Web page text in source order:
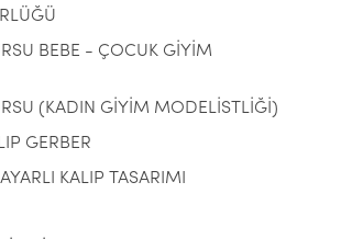
BEBE - ÇOCUK GİYİM
(KADIN GİYİM MODELİSTLİĞİ)
GERBER
KALIP TASARIMI